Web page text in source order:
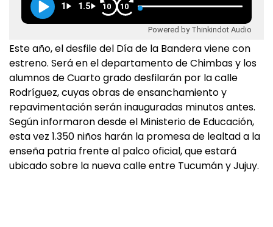
1 1.5 10 10
Powered by Thinkindot Audio
Este año, el desfile del Día de la Bandera viene con
estreno. Será en el departamento de Chimbas y los
alumnos de Cuarto grado desfilarán por la calle
Rodríguez, cuyas obras de ensanchamiento y
repavimentación serán inauguradas minutos antes.
Según informaron desde el Ministerio de Educación,
esta vez 1.350 niños harán la promesa de lealtad a la
enseña patria frente al palco oficial, que estará
ubicado sobre la nueva calle entre Tucumán y Jujuy.